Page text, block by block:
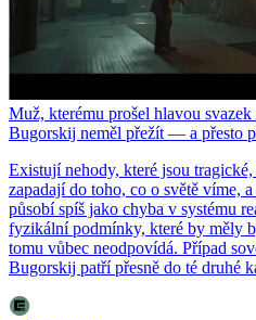
Muž, kterému prošel hlavou
Bugorskij neměl přežít — a přesto
Existují nehody, které jsou
zapadají do toho, co o světě víme,
působí spíš jako chyba v systému
fyzikální podmínky, které by měly
tomu vůbec neodpovídá. Případ
Bugorskij patří přesně do té druhé